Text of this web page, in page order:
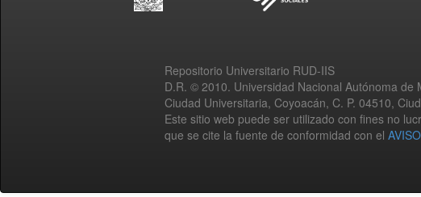
Repositorio Universitario RUD-IIS
D.R. © 2010. Universidad Nacional Autónoma de
Ciudad Universitaria, Coyoacán, C. P. 04510,
Este sitio web puede ser utilizado con fines no
que se cite la fuente de conformidad con el